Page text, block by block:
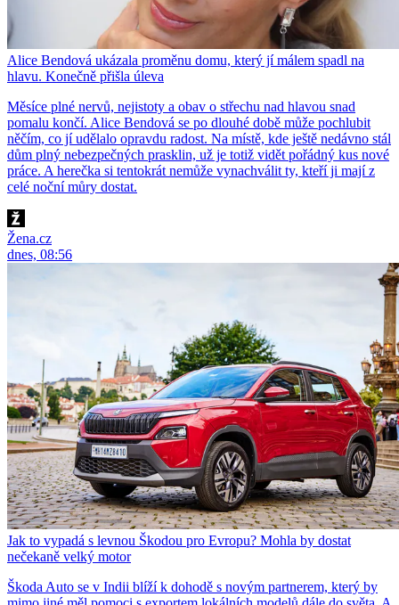
Alice Bendová ukázala proměnu domu, který jí málem spadl na
hlavu. Konečně přišla úleva
Měsíce plné nervů, nejistoty a obav o střechu nad hlavou snad
pomalu končí. Alice Bendová se po dlouhé době může pochlubit
něčím, co jí udělalo opravdu radost. Na místě, kde ještě nedávno stál
dům plný nebezpečných prasklin, už je totiž vidět pořádný kus nové
práce. A herečka si tentokrát nemůže vynachválit ty, kteří ji mají z
celé noční můry dostat.
Žena.cz
dnes, 08:56
Jak to vypadá s levnou Škodou pro Evropu? Mohla by dostat
nečekaně velký motor
Škoda Auto se v Indii blíží k dohodě s novým partnerem, který by